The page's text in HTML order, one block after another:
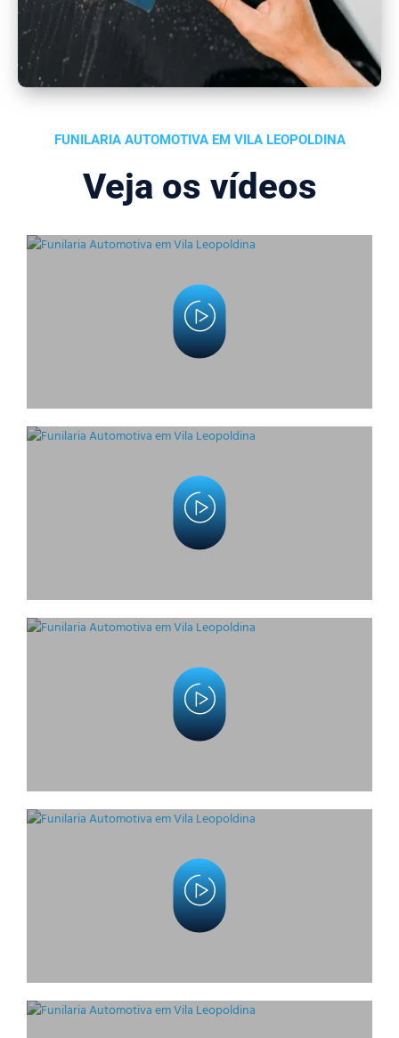
FUNILARIA AUTOMOTIVA EM VILA LEOPOLDINA
Veja os vídeos